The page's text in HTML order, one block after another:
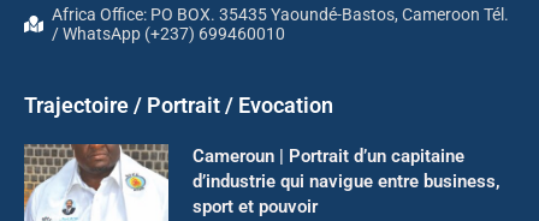
Africa Office: PO BOX. 35435 Yaoundé-Bastos, Cameroon Tél.
/ WhatsApp (+237) 699460010
Trajectoire / Portrait / Evocation
Cameroun | Portrait d’un capitaine
d’industrie qui navigue entre business,
sport et pouvoir